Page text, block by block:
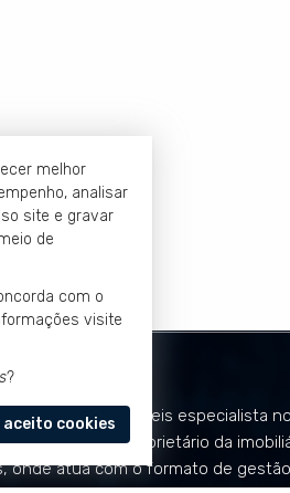
é Corretor de Imóveis especialista no
alto padrão. É proprietário da
onde atua com o formato de
melhor
analisar
site e gravar
de
com o
visite
?
aceito cookies